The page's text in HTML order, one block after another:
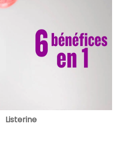
Listerine